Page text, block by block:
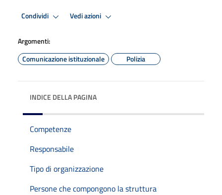
Condividi Vedi azioni
Argomenti:
Comunicazione istituzionale
Polizia
INDICE DELLA PAGINA
Competenze
Responsabile
Tipo di organizzazione
Persone che compongono la struttura